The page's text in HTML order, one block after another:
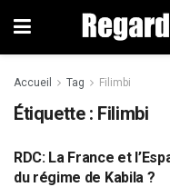
Accueil Tag Filimbi
Étiquette : Filimbi
ACTUALITÉS PAR PAYS
RDC: La France et
du régime de Kabila ?